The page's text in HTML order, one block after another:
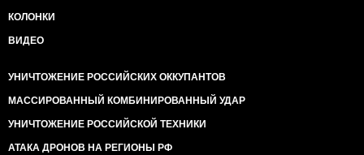
КОЛОНКИ
ВИДЕО
УНИЧТОЖЕНИЕ РОССИЙСКИХ ОККУПАНТОВ
МАССИРОВАННЫЙ КОМБИНИРОВАННЫЙ УДАР
УНИЧТОЖЕНИЕ РОССИЙСКОЙ ТЕХНИКИ
АТАКА ДРОНОВ НА РЕГИОНЫ РФ